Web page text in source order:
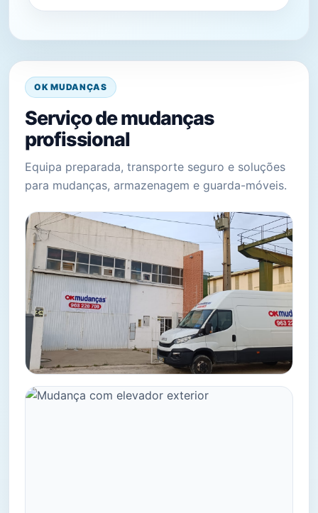
OK MUDANÇAS
Serviço de mudanças
profissional
Equipa preparada, transporte seguro e soluções
para mudanças, armazenagem e guarda-móveis.